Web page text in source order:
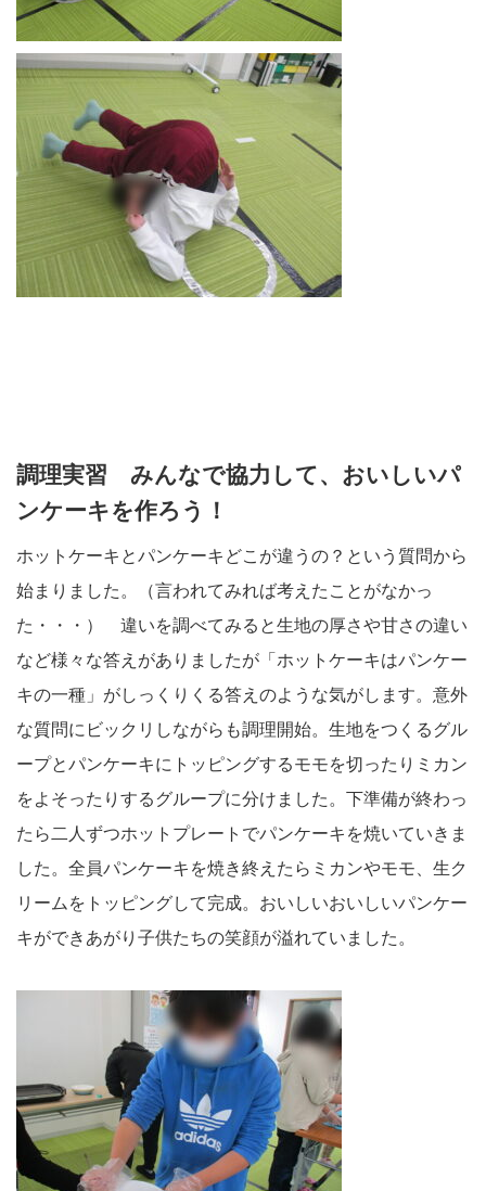
調理実習 みんなで協力して、おいしいパ
ンケーキを作ろう！
ホットケーキとパンケーキどこが違うの？という質問から
始まりました。（言われてみれば考えたことがなかっ
た・・・） 違いを調べてみると生地の厚さや甘さの違い
など様々な答えがありましたが「ホットケーキはパンケー
キの一種」がしっくりくる答えのような気がします。意外
な質問にビックリしながらも調理開始。生地をつくるグル
ープとパンケーキにトッピングするモモを切ったりミカン
をよそったりするグループに分けました。下準備が終わっ
たら二人ずつホットプレートでパンケーキを焼いていきま
した。全員パンケーキを焼き終えたらミカンやモモ、生ク
リームをトッピングして完成。おいしいおいしいパンケー
キができあがり子供たちの笑顔が溢れていました。